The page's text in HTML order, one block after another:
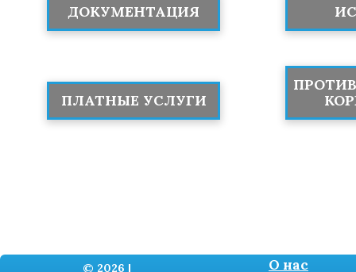
ДОКУМЕНТАЦИЯ
ПЛАТНЫЕ УСЛУГИ
© 2026 |
О нас